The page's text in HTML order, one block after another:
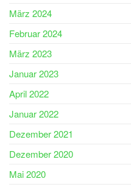
März 2024
Februar 2024
März 2023
Januar 2023
April 2022
Januar 2022
Dezember 2021
Dezember 2020
Mai 2020